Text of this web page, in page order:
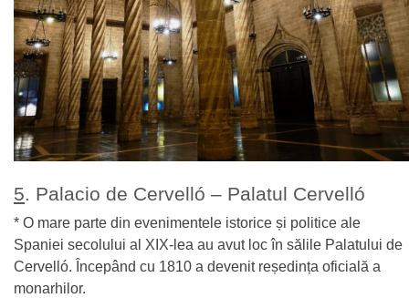
5. Palacio de Cervelló – Palatul Cervelló
* O mare parte din evenimentele istorice și politice ale
Spaniei secolului al XIX-lea au avut loc în sălile Palatului de
Cervelló. Începând cu 1810 a devenit reședința oficială a
monarhilor.